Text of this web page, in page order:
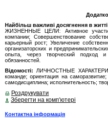
Найбільш важливі досягнення в житті
ЖИЗНЕННЫЕ ЦЕЛИ: Активное
компании; Совершенствование
карьерный рост; Увеличение
организаторских и
опыта, через творческий подход
обязанностей.
Відомості: ЛИЧНОСТНЫЕ
команде; ориентация на
самодисциплина; исполнительность;
Роздрукувати
Зберегти на комп'ютері
Контактна інформація